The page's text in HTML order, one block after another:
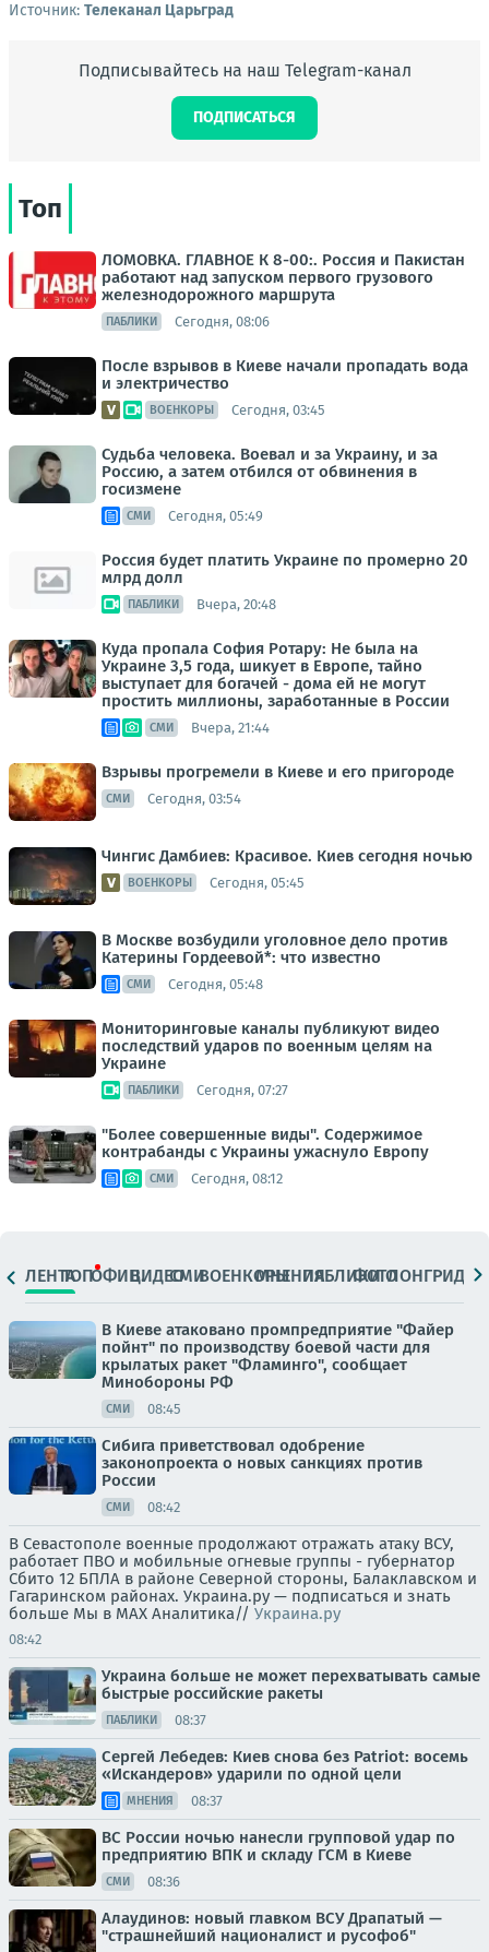
Источник: Телеканал Царьград
Подписывайтесь на наш Telegram-канал
ПОДПИСАТЬСЯ
Топ
ЛОМОВКА. ГЛАВНОЕ К 8-00:. Россия и Пакистан
работают над запуском первого грузового
железнодорожного маршрута
ПАБЛИКИ Сегодня, 08:06
После взрывов в Киеве начали пропадать вода
и электричество
ВОЕНКОРЫ Сегодня, 03:45
Судьба человека. Воевал и за Украину, и за
Россию, а затем отбился от обвинения в
госизмене
СМИ Сегодня, 05:49
Россия будет платить Украине по промерно 20
млрд долл
ПАБЛИКИ Вчера, 20:48
Куда пропала София Ротару: Не была на
Украине 3,5 года, шикует в Европе, тайно
выступает для богачей - дома ей не могут
простить миллионы, заработанные в России
СМИ Вчера, 21:44
Взрывы прогремели в Киеве и его пригороде
СМИ Сегодня, 03:54
Чингис Дамбиев: Красивое. Киев сегодня ночью
ВОЕНКОРЫ Сегодня, 05:45
В Москве возбудили уголовное дело против
Катерины Гордеевой*: что известно
СМИ Сегодня, 05:48
Мониторинговые каналы публикуют видео
последствий ударов по военным целям на
Украине
ПАБЛИКИ Сегодня, 07:27
"Более совершенные виды". Содержимое
контрабанды с Украины ужаснуло Европу
СМИ Сегодня, 08:12
ЛЕНТАТОПОФИЦ.ВИДЕОСМИВОЕНКОРЫМНЕНИЯПАБЛИКИ
ФОТОЛОНГРИДЫ
В Киеве атаковано промпредприятие "Файер
пойнт" по производству боевой части для
крылатых ракет "Фламинго", сообщает
Минобороны РФ
СМИ 08:45
Сибига приветствовал одобрение
законопроекта о новых санкциях против
России
СМИ 08:42
В Севастополе военные продолжают отражать атаку ВСУ,
работает ПВО и мобильные огневые группы - губернатор
Сбито 12 БПЛА в районе Северной стороны, Балаклавском и
Гагаринском районах. Украина.ру — подписаться и знать
больше Мы в MAX Аналитика// Украина.ру
08:42
Украина больше не может перехватывать самые
быстрые российские ракеты
ПАБЛИКИ 08:37
Сергей Лебедев: Киев снова без Patriot: восемь
«Искандеров» ударили по одной цели
МНЕНИЯ 08:37
ВС России ночью нанесли групповой удар по
предприятию ВПК и складу ГСМ в Киеве
СМИ 08:36
Алаудинов: новый главком ВСУ Драпатый —
"страшнейший националист и русофоб"